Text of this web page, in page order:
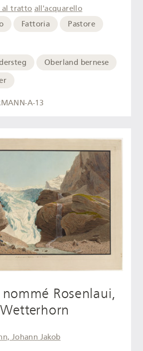
al tratto all'acquarello
Fattoria
Pastore
Oberland bernese
A-13
nommé Rosenlaui,
Johann Jakob